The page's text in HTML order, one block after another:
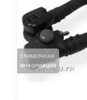
СПРАВОЧНАЯ
ИНФОРМАЦИЯ